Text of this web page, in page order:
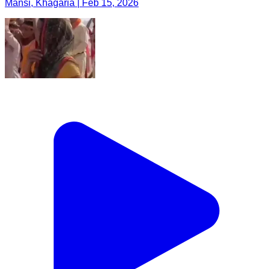
Mansi, Khagaria | Feb 15, 2026